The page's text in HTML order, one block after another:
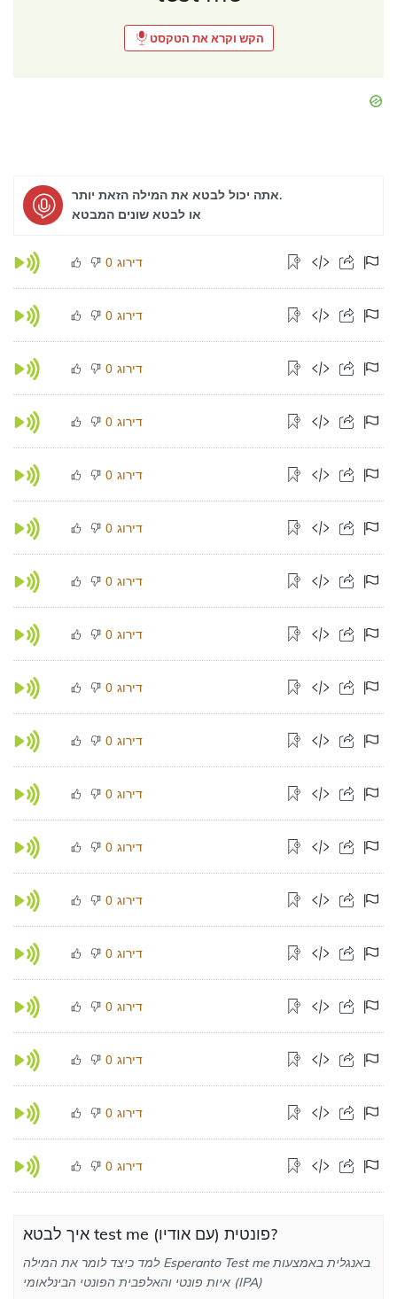
הקש וקרא את הטקסט
אתה יכול לבטא את המילה הזאת יותר.
או לבטא שונים המבטא
0 דירוג
0 דירוג
0 דירוג
0 דירוג
0 דירוג
0 דירוג
0 דירוג
0 דירוג
0 דירוג
0 דירוג
0 דירוג
0 דירוג
0 דירוג
0 דירוג
0 דירוג
0 דירוג
0 דירוג
0 דירוג
איך לבטא test me פונטית (עם אודיו)?
למד כיצד לומר את המילה Esperanto Test me באנגלית באמצעות
איות פונטי והאלפבית הפונטי הבינלאומי (IPA)